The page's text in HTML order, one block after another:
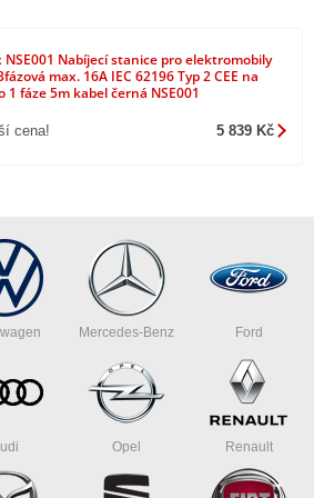
NSE001 Nabíjecí stanice pro elektromobily
max. 16A IEC 62196 Typ 2 CEE na
1 fáze 5m kabel černá NSE001
cena! 5 839 Kč
Mercedes-Benz Ford
Opel Renault